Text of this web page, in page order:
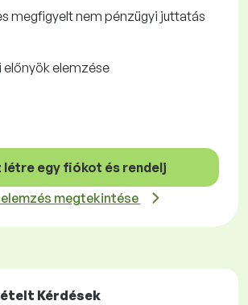
megfigyelt nem pénzügyi juttatás
előnyök elemzése
létre egy fiókot és rendelj
megtekintése
Kérdések